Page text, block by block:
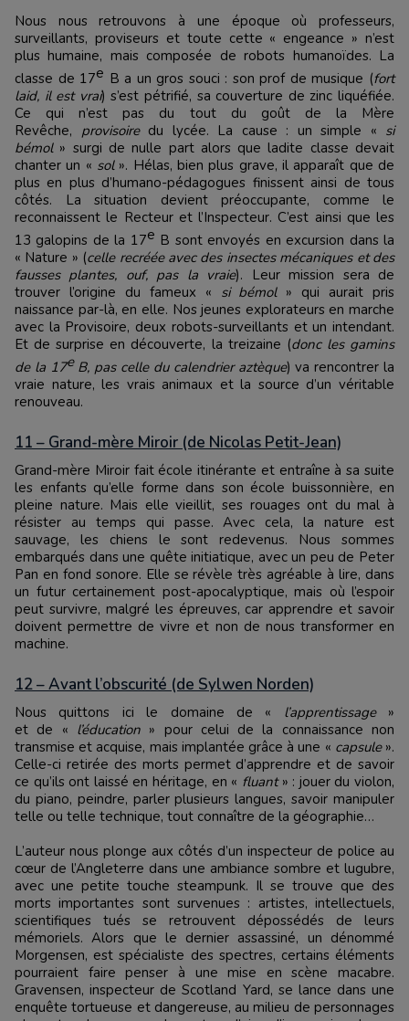
Nous nous retrouvons à une époque où professeurs,
surveillants, proviseurs et toute cette « engeance » n’est
plus humaine, mais composée de robots humanoïdes. La
classe de 17e B a un gros souci : son prof de musique (fort
laid, il est vrai) s’est pétrifié, sa couverture de zinc liquéfiée.
Ce qui n’est pas du tout du goût de la Mère
Revêche, provisoiredu lycée. La cause : un simple « si
bémol» surgi de nulle part alors que ladite classe devait
chanter un « sol». Hélas, bien plus grave, il apparaît que de
plus en plus d’humano-pédagogues finissent ainsi de tous
côtés. La situation devient préoccupante, comme le
reconnaissent le Recteur et l’Inspecteur. C’est ainsi que les
13 galopins de la 17e B sont envoyés en excursion dans la
« Nature » (celle recréée avec des insectes mécaniques et des
fausses plantes, ouf, pas la vraie). Leur mission sera de
trouver l’origine du fameux « si bémol» qui aurait pris
naissance par-là, en elle. Nos jeunes explorateurs en marche
avec la Provisoire, deux robots-surveillants et un intendant.
Et de surprise en découverte, la treizaine (donc les gamins
de la 17eB, pas celle du calendrier aztèque) va rencontrer la
vraie nature, les vrais animaux et la source d’un véritable
renouveau.
11 – Grand-mère Miroir (de Nicolas Petit-Jean)
Grand-mère Miroir fait école itinérante et entraîne à sa suite
les enfants qu’elle forme dans son école buissonnière, en
pleine nature. Mais elle vieillit, ses rouages ont du mal à
résister au temps qui passe. Avec cela, la nature est
sauvage, les chiens le sont redevenus. Nous sommes
embarqués dans une quête initiatique, avec un peu de Peter
Pan en fond sonore. Elle se révèle très agréable à lire, dans
un futur certainement post-apocalyptique, mais où l’espoir
peut survivre, malgré les épreuves, car apprendre et savoir
doivent permettre de vivre et non de nous transformer en
machine.
12 – Avant l’obscurité (de Sylwen Norden)
Nous quittons ici le domaine de « l’apprentissage
»
et de « l’éducation» pour celui de la connaissance non
transmise et acquise, mais implantée grâce à une « capsule».
Celle-ci retirée des morts permet d’apprendre et de savoir
ce qu’ils ont laissé en héritage, en « fluant» : jouer du violon,
du piano, peindre, parler plusieurs langues, savoir manipuler
telle ou telle technique, tout connaître de la géographie…
L’auteur nous plonge aux côtés d’un inspecteur de police au
cœur de l’Angleterre dans une ambiance sombre et lugubre,
avec une petite touche steampunk. Il se trouve que des
morts importantes sont survenues : artistes, intellectuels,
scientifiques tués se retrouvent dépossédés de leurs
mémoriels. Alors que le dernier assassiné, un dénommé
Morgensen, est spécialiste des spectres, certains éléments
pourraient faire penser à une mise en scène macabre.
Gravensen, inspecteur de Scotland Yard, se lance dans une
enquête tortueuse et dangereuse, au milieu de personnages